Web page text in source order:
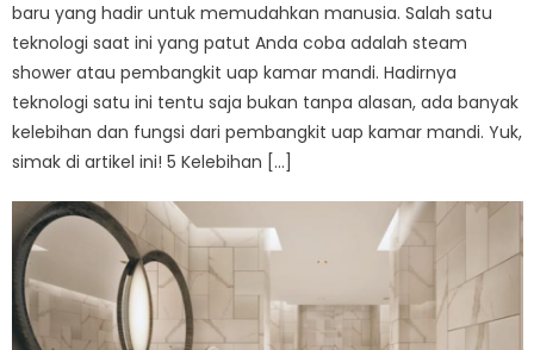
baru yang hadir untuk memudahkan manusia. Salah satu
teknologi saat ini yang patut Anda coba adalah steam
shower atau pembangkit uap kamar mandi. Hadirnya
teknologi satu ini tentu saja bukan tanpa alasan, ada banyak
kelebihan dan fungsi dari pembangkit uap kamar mandi. Yuk,
simak di artikel ini! 5 Kelebihan […]